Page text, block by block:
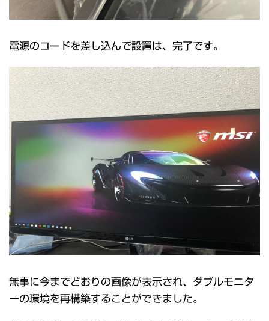
電源のコードを差し込んで設置は、完了です。
無事に今までどおりの画像が表示され、ダブルモニタ
ーの環境を再構築することができました。